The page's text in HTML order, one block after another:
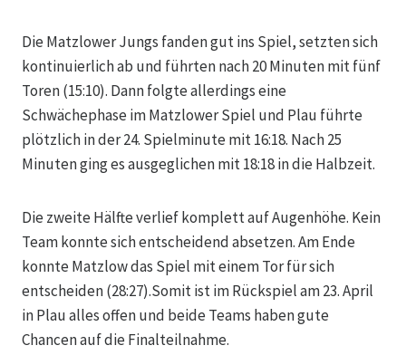
Die Matzlower Jungs fanden gut ins Spiel, setzten sich
kontinuierlich ab und führten nach 20 Minuten mit fünf
Toren (15:10). Dann folgte allerdings eine
Schwächephase im Matzlower Spiel und Plau führte
plötzlich in der 24. Spielminute mit 16:18. Nach 25
Minuten ging es ausgeglichen mit 18:18 in die Halbzeit.
Die zweite Hälfte verlief komplett auf Augenhöhe. Kein
Team konnte sich entscheidend absetzen. Am Ende
konnte Matzlow das Spiel mit einem Tor für sich
entscheiden (28:27).Somit ist im Rückspiel am 23. April
in Plau alles offen und beide Teams haben gute
Chancen auf die Finalteilnahme.